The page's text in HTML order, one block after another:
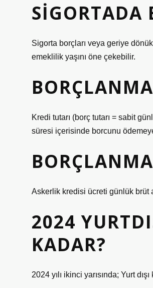
SIGORTADA
Sigorta borçları veya geriye
emeklilik yaşını öne çekebilir.
Kredi tutarı (borç tutarı = sabit
süresi içerisinde borcunu
Askerlik kredisi ücreti günlük brüt
2024
KADAR?
2024 yılı ikinci yarısında; Yurt